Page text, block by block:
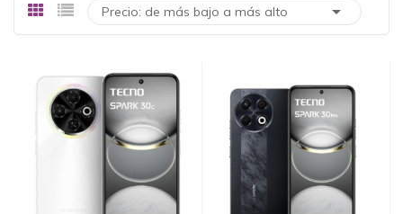
Precio: de más bajo a más alto 